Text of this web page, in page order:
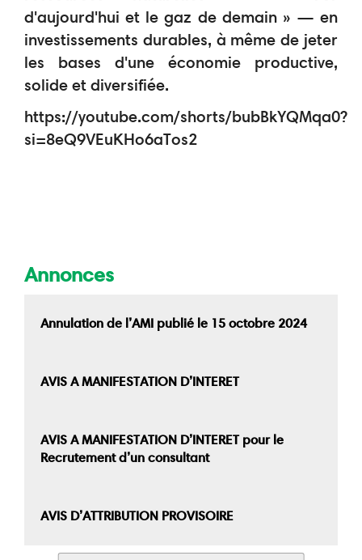
d'aujourd'hui et le gaz de demain » — en
investissements durables, à même de jeter
les bases d'une économie productive,
solide et diversifiée.
https://youtube.com/shorts/bubBkYQMqa0?
si=8eQ9VEuKHo6aTos2
Annonces
Annulation de l’AMI publié le 15 octobre 2024
AVIS A MANIFESTATION D’INTERET
AVIS A MANIFESTATION D’INTERET pour le
Recrutement d’un consultant
AVIS D’ATTRIBUTION PROVISOIRE